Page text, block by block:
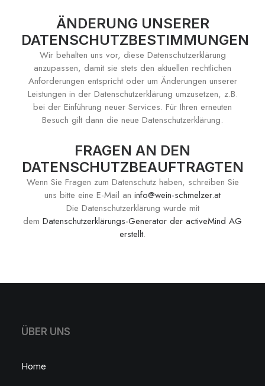
ÄNDERUNG UNSERER
DATENSCHUTZBESTIMMUNGEN
Wir behalten uns vor, diese Datenschutzerklärung
anzupassen, damit sie stets den aktuellen rechtlichen
Anforderungen entspricht oder um Änderungen unserer
Leistungen in der Datenschutzerklärung umzusetzen, z.B.
bei der Einführung neuer Services. Für Ihren erneuten
Besuch gilt dann die neue Datenschutzerklärung.
FRAGEN AN DEN
DATENSCHUTZBEAUFTRAGTEN
Wenn Sie Fragen zum Datenschutz haben, schreiben Sie
uns bitte eine E-Mail an info@wein-schmelzer.at
Die Datenschutzerklärung wurde mit
dem Datenschutzerklärungs-Generator der activeMind AG
erstellt.
ÜBER UNS
Home